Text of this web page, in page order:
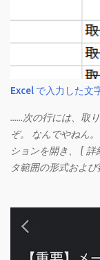
Excel で入力した文
……次の行には、取
ぞ。 なんでやねん
ションを開き、 [
タ範囲の形式およ
うです。 このオプ
式がないセル）を
度は大丈夫です。